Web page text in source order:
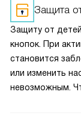
кухонного
теплопотери, а
при
Защита
Защиту от
кнопок. При
становится
или изменить
невозможным.